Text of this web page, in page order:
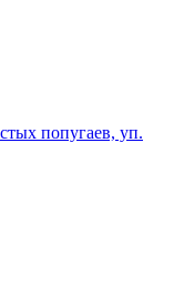
попугаев, уп.